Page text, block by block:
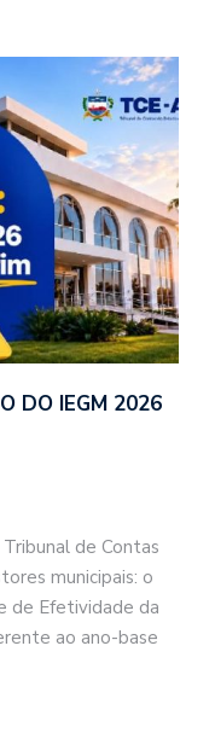
DO IEGM 2026
de Contas
municipais: o
de Efetividade da
ao ano-base